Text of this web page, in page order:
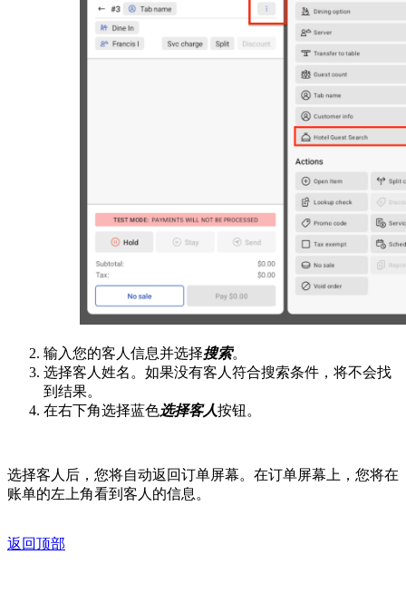
输入您的客人信息并选择搜索。
选择客人姓名。如果没有客人符合搜索条件，将不会找
到结果。
在右下角选择蓝色选择客人按钮。
选择客人后，您将自动返回订单屏幕。在订单屏幕上，您将在
账单的左上角看到客人的信息。
返回顶部